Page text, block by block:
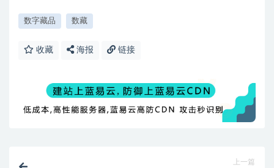
数字藏品 数藏
收藏 海报 链接
上一篇